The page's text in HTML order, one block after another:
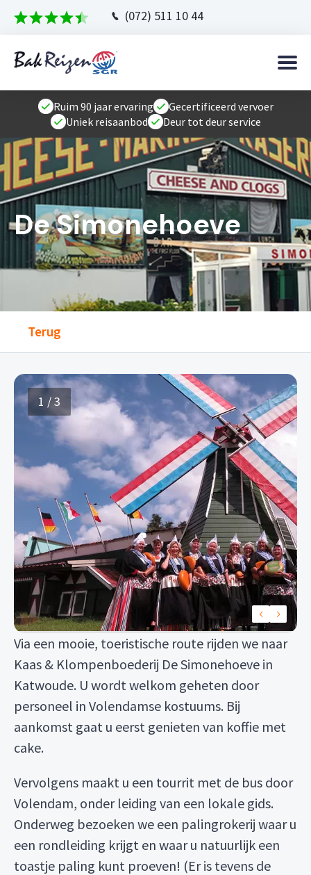
(072) 511 10 44
Ruim 90 jaar ervaring
Gecertificeerd vervoer
Uniek reisaanbod
Deur tot deur service
De Simonehoeve
Terug
1 / 3
Via een mooie, toeristische route rijden we naar
Kaas & Klompenboederij De Simonehoeve in
Katwoude. U wordt welkom geheten door
personeel in Volendamse kostuums. Bij
aankomst gaat u eerst genieten van koffie met
cake.
Vervolgens maakt u een tourrit met de bus door
Volendam, onder leiding van een lokale gids.
Onderweg bezoeken we een palingrokerij waar u
een rondleiding krijgt en waar u natuurlijk een
toastje paling kunt proeven! (Er is tevens de